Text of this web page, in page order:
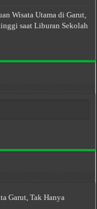
Wisata Utama di Garut,
saat Liburan Sekolah
Garut, Tak Hanya